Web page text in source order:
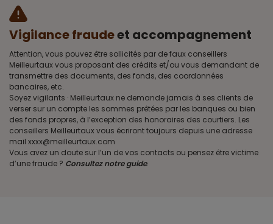
Vigilance fraudeet accompagnement
Attention, vous pouvez être sollicités par de faux conseillers
Meilleurtaux vous proposant des crédits et/ou vous demandant de
transmettre des documents, des fonds, des coordonnées
bancaires, etc.
Soyez vigilants · Meilleurtaux ne demande jamais à ses clients de
verser sur un compte les sommes prêtées par les banques ou bien
des fonds propres, à l’exception des honoraires des courtiers. Les
conseillers Meilleurtaux vous écriront toujours depuis une adresse
mail xxxx@meilleurtaux.com
Vous avez un doute sur l’un de vos contacts ou pensez être victime
d’une fraude ? Consultez notre guide.